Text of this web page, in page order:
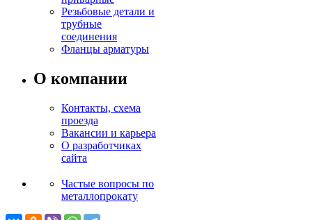
Резьбовые детали и
трубные
соединения
Фланцы арматуры
О компании
Контакты, схема
проезда
Вакансии и карьера
О разработчиках
сайта
Частые вопросы по
металлопрокату